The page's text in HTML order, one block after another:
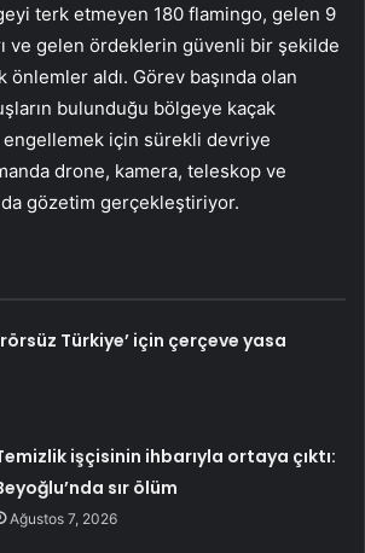
terk etmeyen 180 flamingo, gelen 9
ve gelen ördeklerin güvenli bir şekilde
önlemler aldı. Görev başında olan
bulunduğu bölgeye kaçak
engellemek için sürekli devriye
drone, kamera, teleskop ve
gözetim gerçekleştiriyor.
Türkiye’ için çerçeve yasa
işçisinin ihbarıyla ortaya çıktı:
sır ölüm
Ağustos 7, 2026